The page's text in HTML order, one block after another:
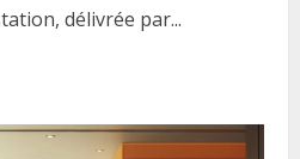
délivrée par...